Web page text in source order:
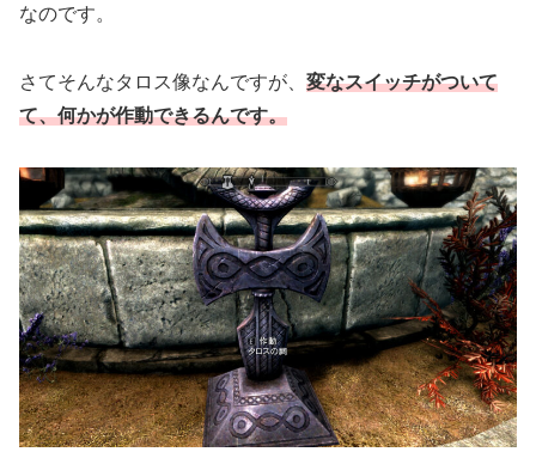
なのです。
さてそんなタロス像なんですが、 変なスイッチがついて
て、何かが作動できるんです。